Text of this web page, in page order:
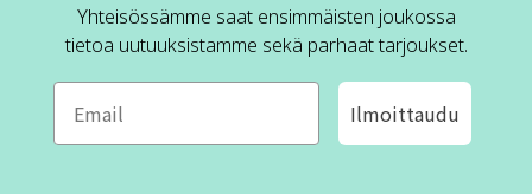
Yhteisössämme saat ensimmäisten joukossa
tietoa uutuuksistamme sekä parhaat tarjoukset.
Ilmoittaudu